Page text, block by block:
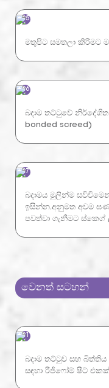
05
මතුපිට සමතලා කිරිමට
06
බදාම තට්ටුවේ
bonded screed)
07
බදාමය මුලින්ම
ඉසින්න.අනුමත අවම
පවත්වා ගැනීමට ස්කෙග්
වෙනත් සටහන්
01
බදාම තට්ටුව සහ
සඳහා රිජිෆෝම් ෂීට්